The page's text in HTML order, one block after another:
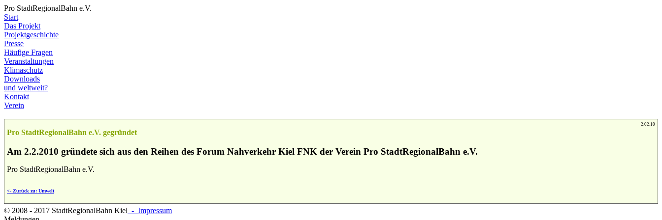
Pro StadtRegionalBahn e.V.
Start
Das Projekt
Projektgeschichte
Presse
Häufige Fragen
Veranstaltungen
Klimaschutz
Downloads
und weltweit?
Kontakt
Verein
2.02.10
Pro StadtRegionalBahn e.V. gegründet
Am 2.2.2010 gründete sich aus den Reihen des Forum Nahverkehr Kiel FNK der Verein Pro StadtRegionalBahn e.V.
Pro StadtRegionalBahn e.V.
<- Zurück zu: Umwelt
© 2008 - 2017 StadtRegionalBahn Kiel - Impressum